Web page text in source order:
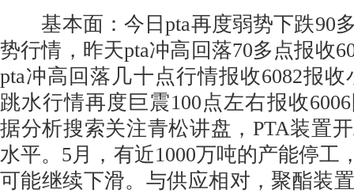
基本面：今日pta再度弱势下跌90多
势行情，昨天pta冲高回落70多点报收
pta冲高回落几十点行情报收6082报
跳水行情再度巨震100点左右报收
据分析搜索关注青松讲盘，PTA装置
水平。5月，有近1000万吨的产能停工
可能继续下滑。与供应相对，聚酯装